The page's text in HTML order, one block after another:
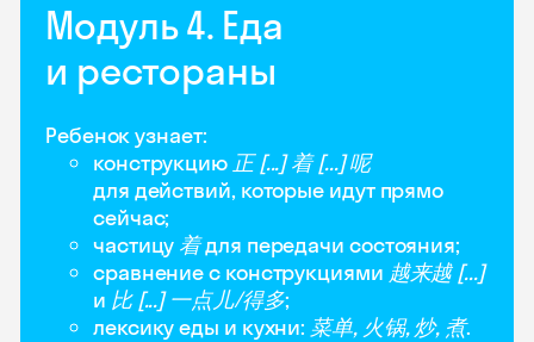
Модуль 4. Еда
и рестораны
Ребенок узнает:
конструкцию 正 [...] 着 [...] 呢
для действий, которые идут прямо
сейчас;
частицу 着для передачи состояния;
сравнение с конструкциями 越来越 [...]
и 比 [...] 一点儿/得多;
лексику еды и кухни: 菜单, 火锅, 炒, 煮.